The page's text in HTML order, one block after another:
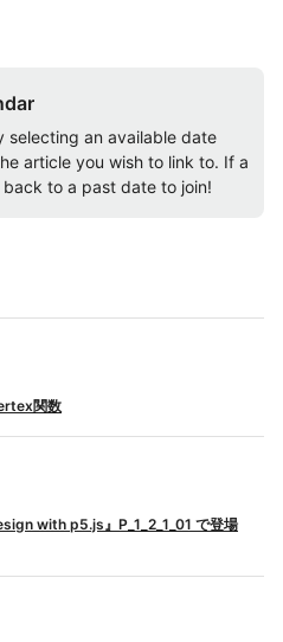
selecting an available date
article you wish to link to. If a
to a past date to join!
関数
with p5.js』P_1_2_1_01 で登場